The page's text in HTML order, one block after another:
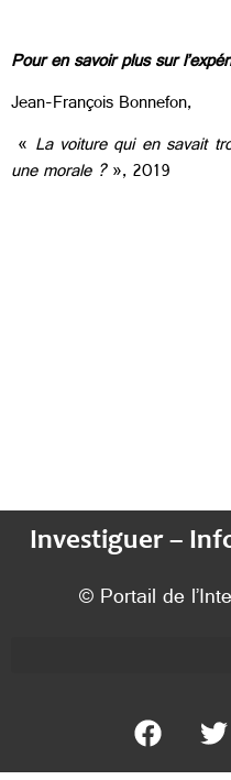
Pour en savoir plus sur
Jean-François Bonnefon,
« La voiture qui en savait
une morale ?», 2019
Investiguer –
© Portail de